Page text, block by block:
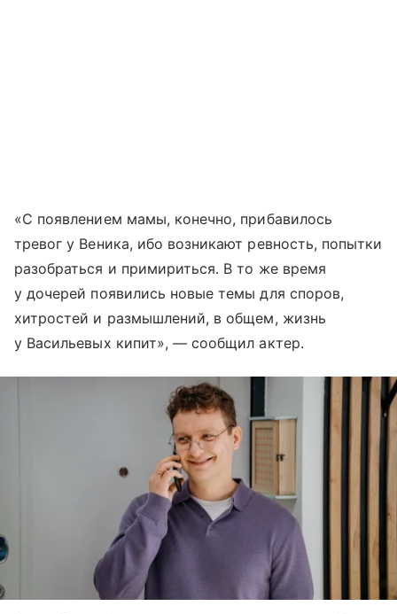
«С появлением мамы, конечно, прибавилось
тревог у Веника, ибо возникают ревность, попытки
разобраться и примириться. В то же время
у дочерей появились новые темы для споров,
хитростей и размышлений, в общем, жизнь
у Васильевых кипит», — сообщил актер.